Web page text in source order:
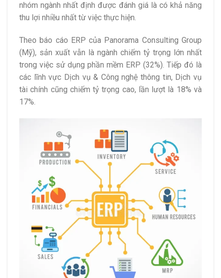
nhóm ngành nhất định được đánh giá là có khả năng
thu lợi nhiều nhất từ việc thực hiện.
Theo báo cáo ERP của Panorama Consulting Group
(Mỹ), sản xuất vẫn là ngành chiếm tỷ trọng lớn nhất
trong việc sử dụng phần mềm ERP (32%). Tiếp đó là
các lĩnh vực Dịch vụ & Công nghệ thông tin, Dịch vụ
tài chính cũng chiếm tỷ trọng cao, lần lượt là 18% và
17%.